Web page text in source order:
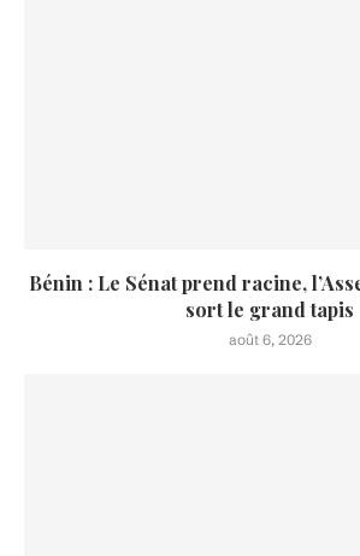
Bénin : Le Sénat prend racine,
sort le grand tapis
août 6, 2026